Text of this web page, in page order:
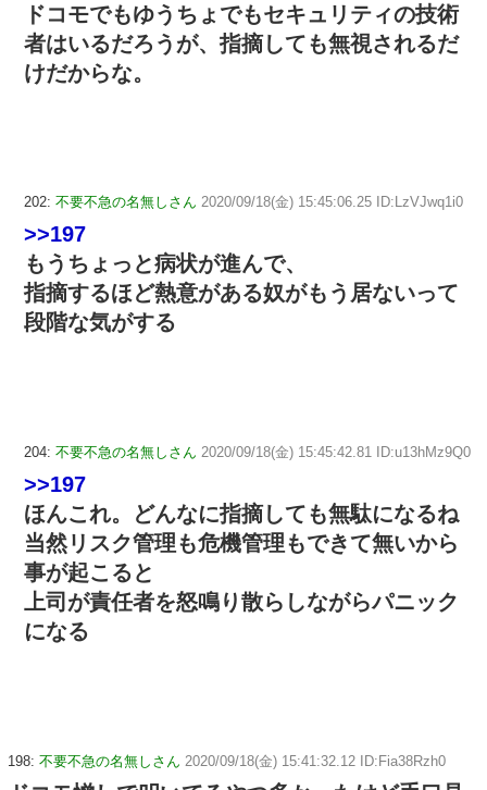
ドコモでもゆうちょでもセキュリティの技術
者はいるだろうが、指摘しても無視されるだ
けだからな。
202: 不要不急の名無しさん 2020/09/18(金) 15:45:06.25 ID:LzVJwq1i0
>>197
もうちょっと病状が進んで、
指摘するほど熱意がある奴がもう居ないって
段階な気がする
204: 不要不急の名無しさん 2020/09/18(金) 15:45:42.81 ID:u13hMz9Q0
>>197
ほんこれ。どんなに指摘しても無駄になるね
当然リスク管理も危機管理もできて無いから
事が起こると
上司が責任者を怒鳴り散らしながらパニック
になる
198: 不要不急の名無しさん 2020/09/18(金) 15:41:32.12 ID:Fia38Rzh0